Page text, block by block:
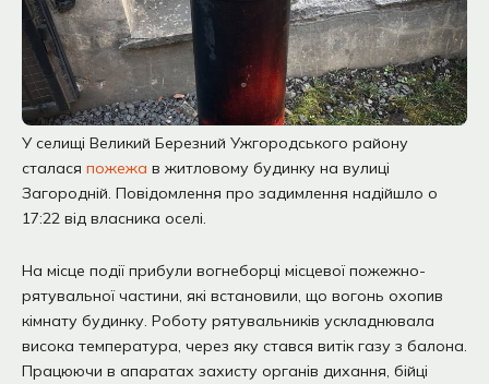
У селищі Великий Березний Ужгородського району
сталася пожежа в житловому будинку на вулиці
Загородній. Повідомлення про задимлення надійшло о
17:22 від власника оселі.
На місце події прибули вогнеборці місцевої пожежно-
рятувальної частини, які встановили, що вогонь охопив
кімнату будинку. Роботу рятувальників ускладнювала
висока температура, через яку стався витік газу з балона.
Працюючи в апаратах захисту органів дихання, бійці